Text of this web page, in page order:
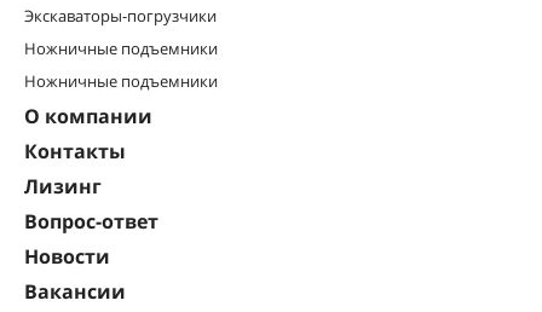
Экскаваторы-погрузчики
Ножничные подъемники
Ножничные подъемники
О компании
Контакты
Лизинг
Вопрос-ответ
Новости
Вакансии